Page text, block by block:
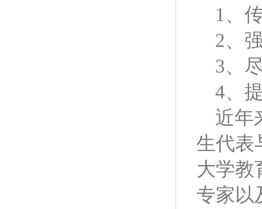
1 、
2、
3、
4、
近年
生代表
大学教
专家以